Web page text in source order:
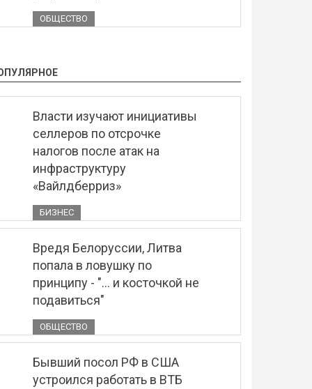
ОБЩЕСТВО
Власти изучают инициативы
селлеров по отсрочке
налогов после атак на
инфраструктуру
«Вайлдберриз»
БИЗНЕС
Вредя Белоруссии, Литва
попала в ловушку по
принципу - "... и косточкой не
подавиться"
ОБЩЕСТВО
Бывший посол РФ в США
устроился работать в ВТБ